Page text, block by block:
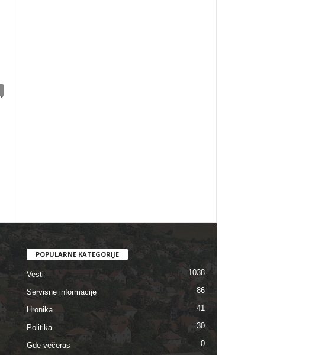
POPULARNE KATEGORIJE
Vesti 1038
Servisne informacije 86
Hronika 41
Politika 30
Gde večeras 0